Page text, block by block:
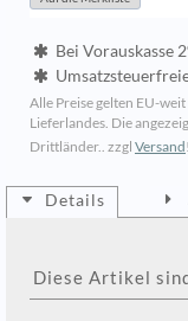
Bei Vorauskasse
Alle Preise gelten EU-
Lieferlandes. Die
Drittländer.. zzgl Versand!
Details
Diese Artikel